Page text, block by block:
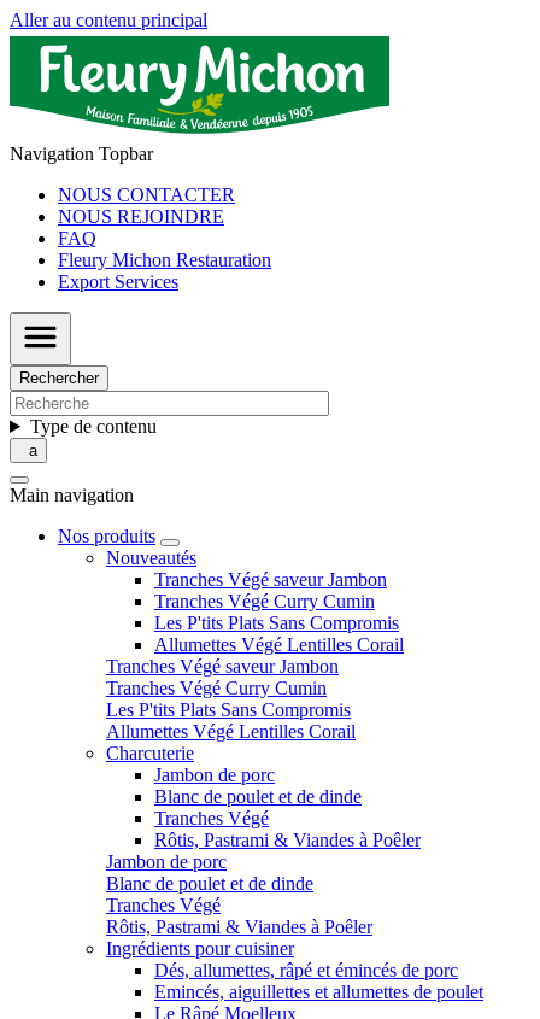
Aller au contenu principal
Navigation Topbar
NOUS CONTACTER
NOUS REJOINDRE
FAQ
Fleury Michon Restauration
Export Services
Rechercher
Type de contenu
Main navigation
Nos produits
Nouveautés
Tranches Végé saveur Jambon
Tranches Végé Curry Cumin
Les P'tits Plats Sans Compromis
Allumettes Végé Lentilles Corail
Tranches Végé saveur Jambon
Tranches Végé Curry Cumin
Les P'tits Plats Sans Compromis
Allumettes Végé Lentilles Corail
Charcuterie
Jambon de porc
Blanc de poulet et de dinde
Tranches Végé
Rôtis, Pastrami & Viandes à Poêler
Jambon de porc
Blanc de poulet et de dinde
Tranches Végé
Rôtis, Pastrami & Viandes à Poêler
Ingrédients pour cuisiner
Dés, allumettes, râpé et émincés de porc
Emincés, aiguillettes et allumettes de poulet
Le Râpé Moelleux